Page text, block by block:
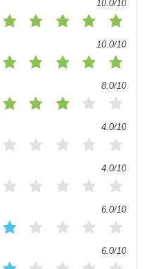
10.0/10
10.0/10
8.0/10
4.0/10
4.0/10
6.0/10
6.0/10